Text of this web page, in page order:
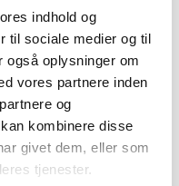
indhold og
til sociale medier og til
også oplysninger om
vores partnere inden
og
kombinere disse
givet dem, eller som
tjenester.
x 15mm